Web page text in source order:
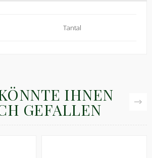
Tantal
IHNEN
GEFALLEN